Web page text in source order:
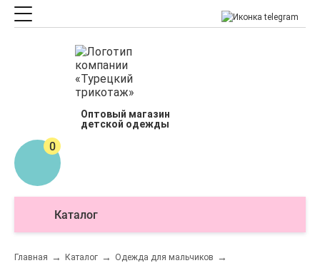
Оптовый магазин
детской одежды
0
Каталог
Главная Каталог
Одежда для мальчиков